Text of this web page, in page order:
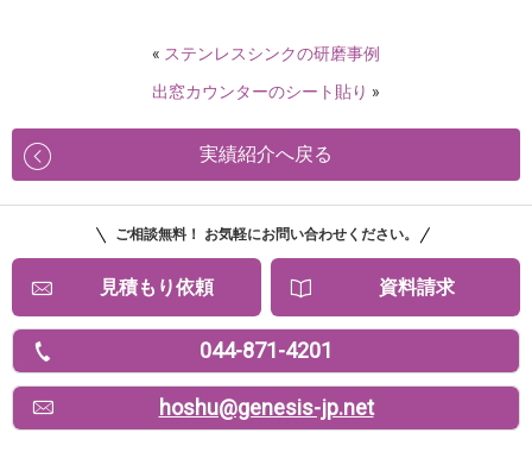
« ステンレスシンクの研磨事例
出窓カウンターのシート貼り »
実績紹介へ戻る
ご相談無料！ お気軽にお問い合わせください。
見積もり依頼 資料請求
044-871-4201
hoshu@genesis-jp.net